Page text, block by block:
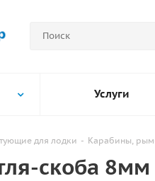
Услуги
для лодки - Карабины,
скоба 8мм